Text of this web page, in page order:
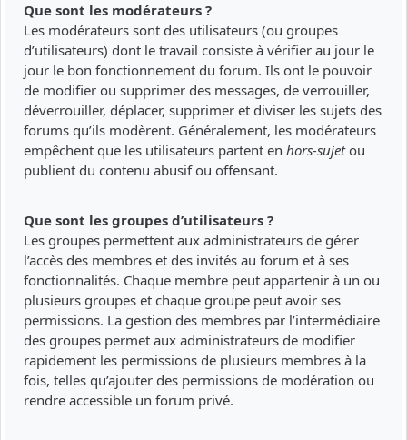
Que sont les modérateurs ?
Les modérateurs sont des utilisateurs (ou groupes
d’utilisateurs) dont le travail consiste à vérifier au jour le
jour le bon fonctionnement du forum. Ils ont le pouvoir
de modifier ou supprimer des messages, de verrouiller,
déverrouiller, déplacer, supprimer et diviser les sujets des
forums qu’ils modèrent. Généralement, les modérateurs
empêchent que les utilisateurs partent en hors-sujetou
publient du contenu abusif ou offensant.
Que sont les groupes d’utilisateurs ?
Les groupes permettent aux administrateurs de gérer
l’accès des membres et des invités au forum et à ses
fonctionnalités. Chaque membre peut appartenir à un ou
plusieurs groupes et chaque groupe peut avoir ses
permissions. La gestion des membres par l’intermédiaire
des groupes permet aux administrateurs de modifier
rapidement les permissions de plusieurs membres à la
fois, telles qu’ajouter des permissions de modération ou
rendre accessible un forum privé.